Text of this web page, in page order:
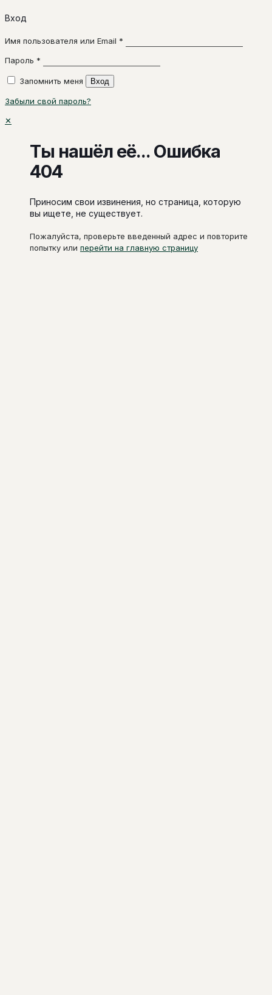
Вход
Имя пользователя или Email *
Пароль *
Запомнить меня Вход
Забыли свой пароль?
✕